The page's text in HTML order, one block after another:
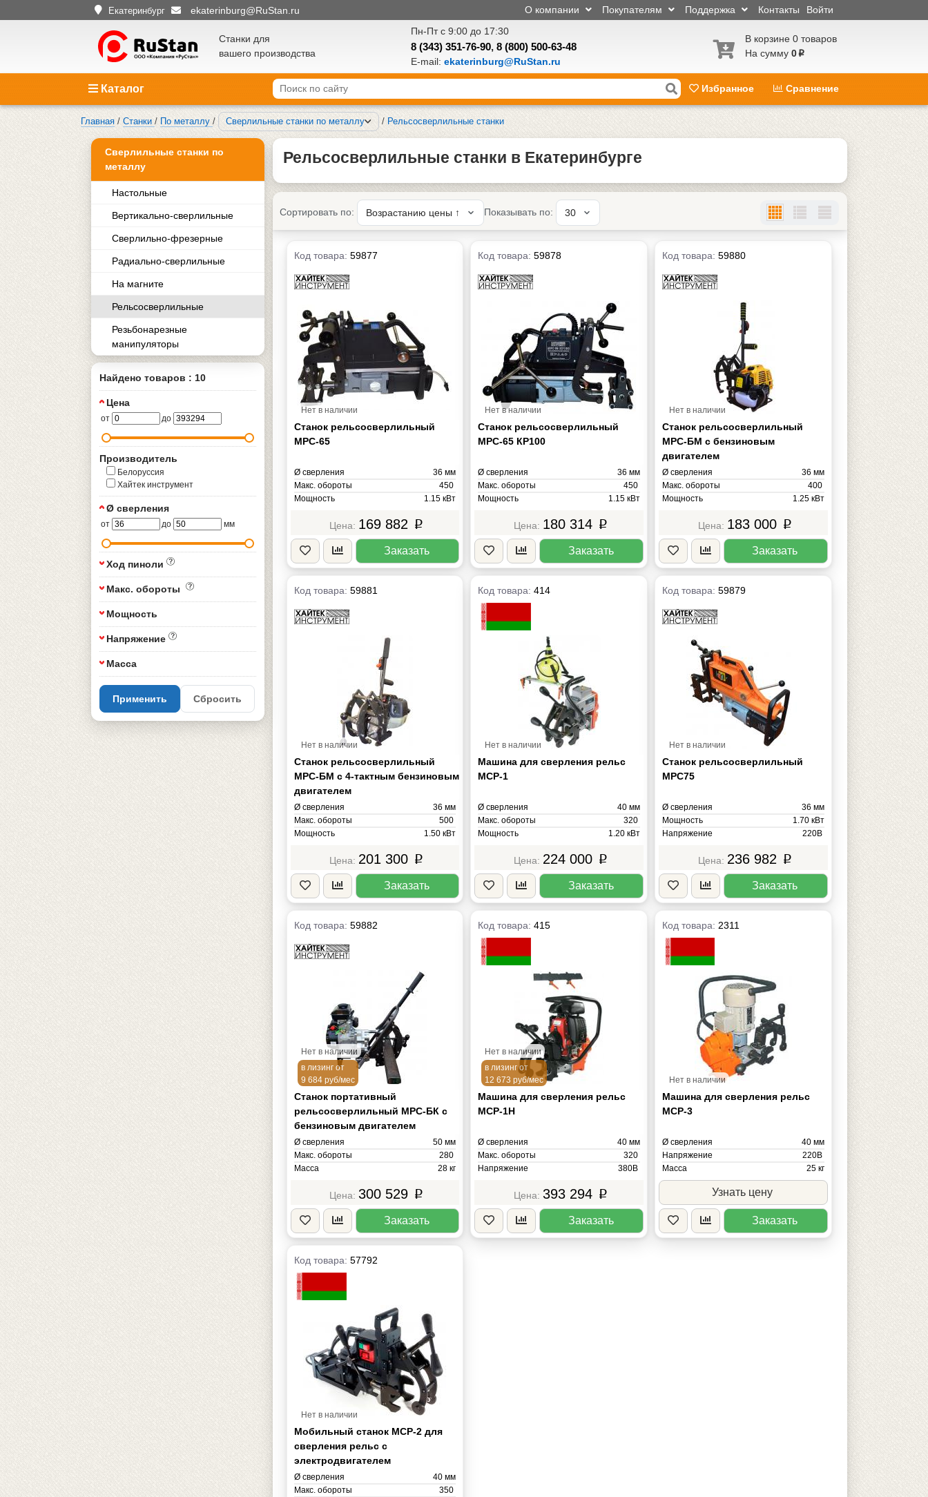
Екатеринбург ekaterinburg@RuStan.ru Войти
Контакты
Поддержка
Покупателям
О компании
Станки для
вашего производства
Пн-Пт с 9:00 до 17:30
8 (343) 351-76-90, 8 (800) 500-63-48
E-mail: ekaterinburg@RuStan.ru
В корзине 0 товаров
На сумму 0 p
Каталог Избранное Сравнение
Главная / Станки / По металлу / Сверлильные станки по металлу / Рельсосверлильные станки
Рельсосверлильные станки в Екатеринбурге
Сверлильные станки по
металлу
Настольные
Вертикально-сверлильные
Сверлильно-фрезерные
Радиально-сверлильные
На магните
Рельсосверлильные
Резьбонарезные
манипуляторы
Найдено товаров : 10
Цена
от до
Производитель
Белоруссия
Хайтек инструмент
Ø сверления
от до мм
Ход пиноли
Макс. обороты
Мощность
Напряжение
Масса
Применить Сбросить
Сортировать по: Показывать по:
Код товара: 59877
Нет в наличии
Станок рельсосверлильный
МРС-65
Ø сверления
36 мм
Макс. обороты
450
Мощность
1.15 кВт
169 882 p
Заказать
Код товара:59878
Нет в наличии
Станок рельсосверлильный
МРС-65 КР100
Ø сверления
36 мм
Макс. обороты
450
Мощность
1.15 кВт
180 314 p
Заказать
Код товара:59880
Нет в наличии
Станок рельсосверлильный
МРС-БМ с бензиновым
двигателем
Ø сверления
36 мм
Макс. обороты
400
Мощность
1.25 кВт
183 000 p
Заказать
Код товара: 59881
Нет в наличии
Станок рельсосверлильный
МРС-БМ с 4-тактным бензиновым
двигателем
Ø сверления
36 мм
Макс. обороты
500
Мощность
1.50 кВт
201 300 p
Заказать
Код товара:414
Нет в наличии
Машина для сверления рельс
МСР-1
Ø сверления
40 мм
Макс. обороты
320
Мощность
1.20 кВт
224 000 p
Заказать
Код товара:59879
Нет в наличии
Станок рельсосверлильный
MРС75
Ø сверления
36 мм
Мощность
1.70 кВт
Напряжение
220В
236 982 p
Заказать
Код товара: 59882
Нет в наличии
в лизинг от
9 684 руб/мес
Станок портативный
рельсосверлильный МРС-БК с
бензиновым двигателем
Ø сверления
50 мм
Макс. обороты
280
Масса
28 кг
300 529 p
Заказать
Код товара:415
Нет в наличии
в лизинг от
12 673 руб/мес
Машина для сверления рельс
МСР-1Н
Ø сверления
40 мм
Макс. обороты
320
Напряжение
380В
393 294 p
Заказать
Код товара: 2311
Нет в наличии
Машина для сверления рельс
МСР-3
Ø сверления
40 мм
Напряжение
220В
Масса
25 кг
Узнать цену
Заказать
Код товара: 57792
Нет в наличии
Мобильный станок МСР-2 для
сверления рельс с
электродвигателем
Ø сверления
40 мм
Макс. обороты
350